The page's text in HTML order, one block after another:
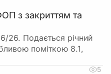
з закриттям та
26. Подається річний
поміткою 8.1,
5